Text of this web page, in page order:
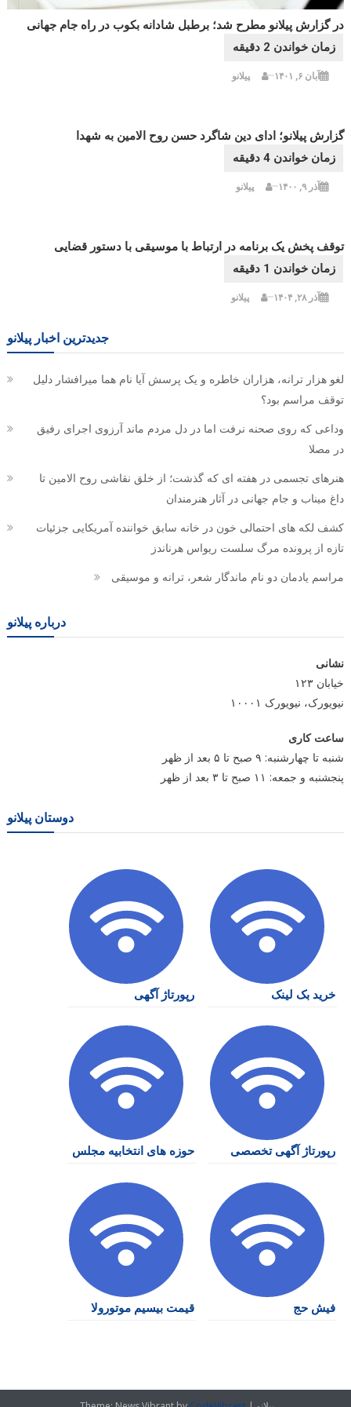
در گزارش پیلانو مطرح شد؛ برطبل شادانه بکوب در راه جام جهانی
آبان ۶, ۱۴۰۱ پیلانو
گزارش پیلانو؛ ادای دین شاگرد حسن روح الامین به شهدا
آذر ۹, ۱۴۰۰ پیلانو
توقف پخش یک برنامه در ارتباط با موسیقی با دستور قضایی
آذر ۲۸, ۱۴۰۴ پیلانو
جدیدترین اخبار پیلانو
لغو هزار ترانه، هزاران خاطره و یک پرسش آیا نام هما میرافشار دلیل
توقف مراسم بود؟
وداعی که روی صحنه نرفت اما در دل مردم ماند آرزوی اجرای رفیق
در مصلا
هنرهای تجسمی در هفته ای که گذشت؛ از خلق نقاشی روح الامین تا
داغ میناب و جام جهانی در آثار هنرمندان
کشف لکه های احتمالی خون در خانه سابق خواننده آمریکایی جزئیات
تازه از پرونده مرگ سلست ریواس هرناندز
مراسم یادمان دو نام ماندگار شعر، ترانه و موسیقی
درباره پیلانو
نشانی
خیابان ۱۲۳
نیویورک، نیویورک ۱۰۰۰۱
ساعت کاری
شنبه تا چهارشنبه: ۹ صبح تا ۵ بعد از ظهر
پنجشنبه و جمعه: ۱۱ صبح تا ۳ بعد از ظهر
دوستان پیلانو
خرید بک لینک رپورتاژ آگهی
رپورتاژ آگهی تخصصی حوزه های انتخابیه مجلس
فیش حج قیمت بیسیم موتورولا